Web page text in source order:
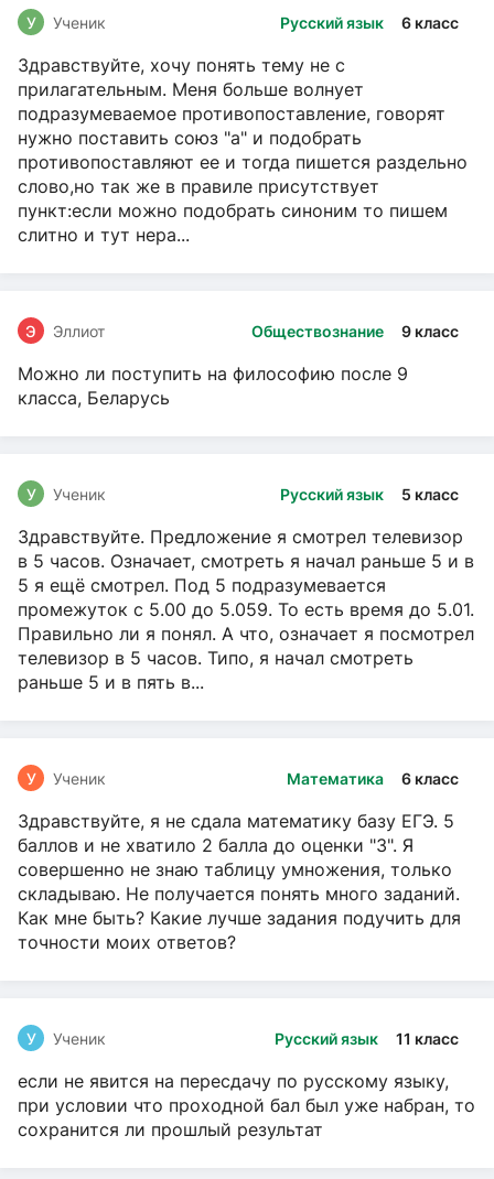
Русский язык 6 класс
У Ученик
Здравствуйте, хочу понять тему не с
прилагательным. Меня больше волнует
подразумеваемое противопоставление, говорят
нужно поставить союз "а" и подобрать
противопоставляют ее и тогда пишется раздельно
слово,но так же в правиле присутствует
пункт:если можно подобрать синоним то пишем
слитно и тут нера...
Обществознание 9 класс
Э Эллиот
Можно ли поступить на философию после 9
класса, Беларусь
Русский язык 5 класс
У Ученик
Здравствуйте. Предложение я смотрел телевизор
в 5 часов. Означает, смотреть я начал раньше 5 и в
5 я ещё смотрел. Под 5 подразумевается
промежуток с 5.00 до 5.059. То есть время до 5.01.
Правильно ли я понял. А что, означает я посмотрел
телевизор в 5 часов. Типо, я начал смотреть
раньше 5 и в пять в...
Математика 6 класс
У Ученик
Здравствуйте, я не сдала математику базу ЕГЭ. 5
баллов и не хватило 2 балла до оценки "3". Я
совершенно не знаю таблицу умножения, только
складываю. Не получается понять много заданий.
Как мне быть? Какие лучше задания подучить для
точности моих ответов?
Русский язык 11 класс
У Ученик
если не явится на пересдачу по русскому языку,
при условии что проходной бал был уже набран, то
сохранится ли прошлый результат